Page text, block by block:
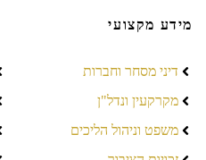
מידע מקצועי
דיני מסחר וחברות
מקרקעין ונדל"ן
משפט וניהול הליכים